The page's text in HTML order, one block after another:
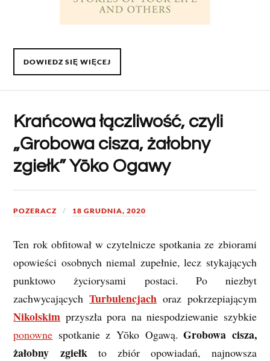
DOWIEDZ SIĘ WIĘCEJ
Krańcowa łączliwość, czyli
„Grobowa cisza, żałobny
zgiełk” Yōko Ogawy
POZERACZ 18 GRUDNIA, 2020
Ten rok obfitował w czytelnicze spotkania ze zbiorami
opowieści osobnych niemal zupełnie, lecz stykających
punktowo życiorysami postaci. Po niezbyt
zachwycającychTurbulencjach oraz pokrzepiającym
Nikolskim przyszła pora na niespodziewanie szybkie
ponowne spotkanie z Yōko Ogawą.Grobowa cisza,
żałobny zgiełk to zbiór opowiadań, najnowsza